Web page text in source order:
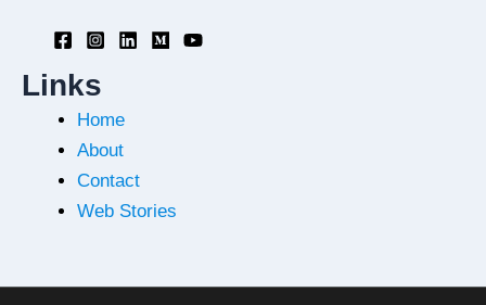
Links
Home
About
Contact
Web Stories